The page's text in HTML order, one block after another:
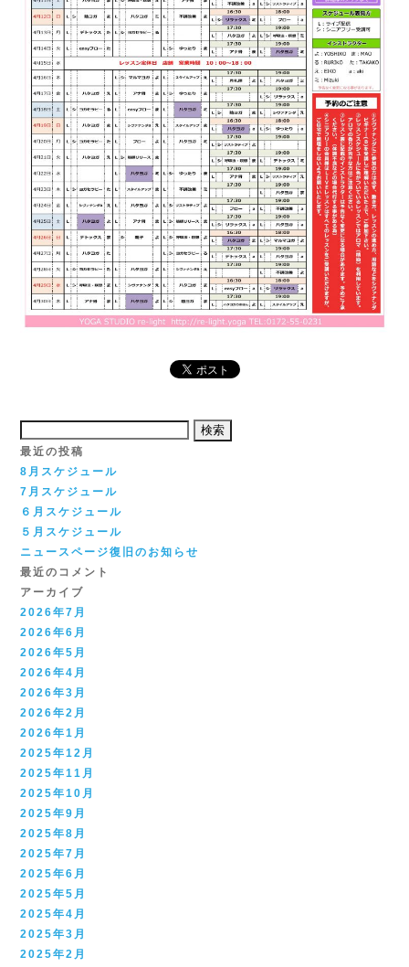
索:
最近の投稿
8月スケジュール
7月スケジュール
６月スケジュール
５月スケジュール
ニュースページ復旧のお知らせ
最近のコメント
アーカイブ
2026年7月
2026年6月
2026年5月
2026年4月
2026年3月
2026年2月
2026年1月
2025年12月
2025年11月
2025年10月
2025年9月
2025年8月
2025年7月
2025年6月
2025年5月
2025年4月
2025年3月
2025年2月